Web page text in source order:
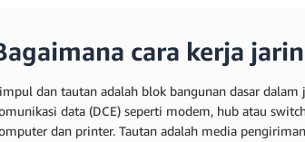
cara kerja
dan tautan adalah blok bangunan dasar
data (DCE) seperti modem, hub atau
dan printer. Tautan adalah media